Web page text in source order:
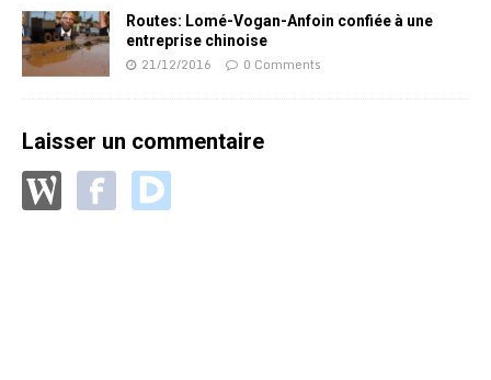
Routes: Lomé-Vogan-Anfoin confiée à une
entreprise chinoise
21/12/2016 0 Comments
Laisser un commentaire